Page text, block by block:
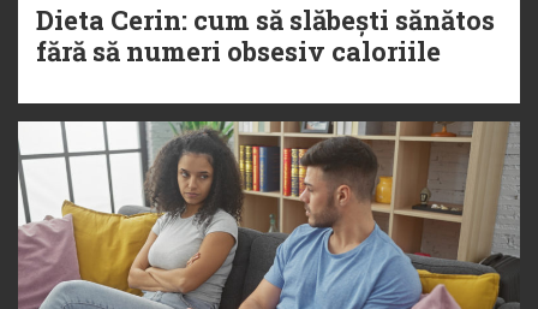
Dieta Cerin: cum să slăbești sănătos
fără să numeri obsesiv caloriile